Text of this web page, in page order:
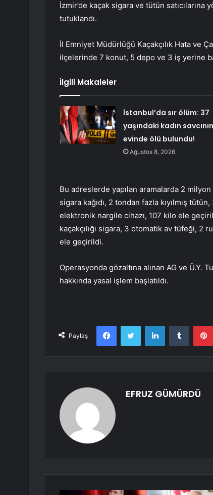
İzmir’de kaçak sigara ve tütün satıcılarına
tutuklandı.
İl Emniyet Müdürlüğü Kaçakçılık Hata ve
ilçelerinde 7 konut, 5 depo ve 3 iş yerine
İlgili Makaleler
İstanbul’da sır ölüm: 37
yaşındaki kadın savcının
evinde ölü bulundu!
Ağustos 8, 2026
Bu adreslerde yapılan aramalarda 2
sigara kağıdı, 2 tondan fazla kıyılmış
elektronik nargile cihazı, 107 kilo ele
kaçakçılığı sigara, 3 otomatik av tüfeği, 2
ele geçirildi.
Operasyonda gözaltına alınan AG ve Ü.Y.
hakkında yasal işlem başlatıldı.
Paylaş
FacebookTwitter LinkedInTumblr
EFRUZ GÜMÜRDÜ